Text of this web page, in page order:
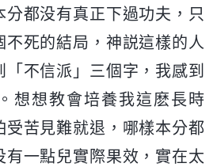
都没有真正下過功夫，只
死的結局，神説這樣的人
不信派」三個字，我感到
想想教會培養我這麽長時
受苦見難就退，哪樣本分都
有一點兒實際果效，實在太